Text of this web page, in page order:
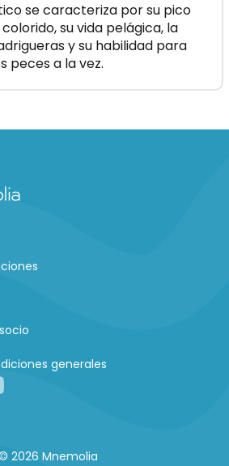
se caracteriza por su pico
su vida pelágica, la
y su habilidad para
peces a la vez.
generales
2026 Mnemolia